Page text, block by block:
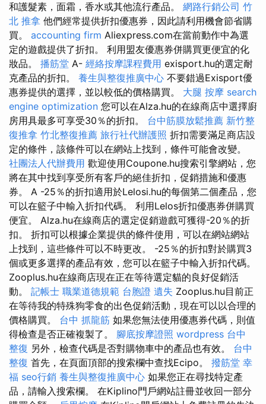
和護髮素，面霜，香水或其他流行產品。 網路行銷公司 竹
北 推拿 他們經常提供折扣優惠券，因此請利用機會節省購
買。 accounting firm Aliexpress.com在當前動作中為選
定的遊戲提供了折扣。 利用盟友優惠券併購買更便宜的化
妝品。 播筋堂 A- 經絡按摩課程費用 exisport.hu的選定耐
克產品的折扣。 養生與整復推廣中心 不要錯過Exisport優
惠券提供的選擇，並以較低的價格購買。 大腿 按摩 search
engine optimization 您可以在Alza.hu的在線商店中選擇廚
房用具最多可享受30％的折扣。 台中筋膜放鬆推薦 新竹整
復推拿 竹北整復推薦 旅行社代辦護照 折扣需要滿足商店設
定的條件，該條件可以在網站上找到，條件可能會改變。
社團法人代辦費用 歡迎使用Coupone.hu搜索引擎網站，您
將在其中找到享受所有客戶的絕佳折扣，促銷措施和優惠
券。 A -25％的折扣適用於Lelosi.hu的每個第二個產品，您
可以在籃子中輸入折扣代碼。 利用Lelos折扣優惠券併購買
便宜。 Alza.hu在線商店的選定促銷遊戲可獲得-20％的折
扣。 折扣可以根據企業提供的條件使用，可以在網站網站
上找到，這些條件可以不時更改。 -25％的折扣對於購買3
個或更多選擇的產品有效，您可以在籃子中輸入折扣代碼。
Zooplus.hu在線商店現在正在等待選定貓的良好促銷活
動。 記帳士 職業道德規範 台胞證 遺失 Zooplus.hu目前正
在等待我的特殊狗零食的出色促銷活動，現在可以以合理的
價格購買。 台中 抓龍筋 如果您無法使用優惠券代碼，則值
得檢查是否正確複製了。 腳底按摩證照 wordpress 台中
整復 另外，檢查代碼是否對購物車中的產品也有效。 台中
整復 首先，在頁面頂部的搜索欄中查找Ecipo。 撥筋堂 幸
福 seo行銷 養生與整復推廣中心 如果您正在尋找特定產
品，請輸入搜索欄。 在Kiplino門戶網站註冊並收回一部分